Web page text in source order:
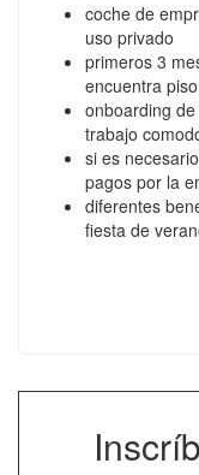
coche de
uso privado
primeros 3
encuentra
onboarding
trabajo
si es
pagos por la
diferentes
fiesta de